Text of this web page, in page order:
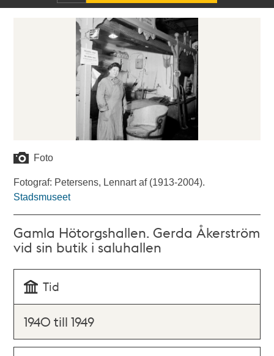
Foto
Fotograf: Petersens, Lennart af (1913-2004).
Stadsmuseet
Gamla Hötorgshallen. Gerda Åkerström
vid sin butik i saluhallen
Tid
1940 till 1949